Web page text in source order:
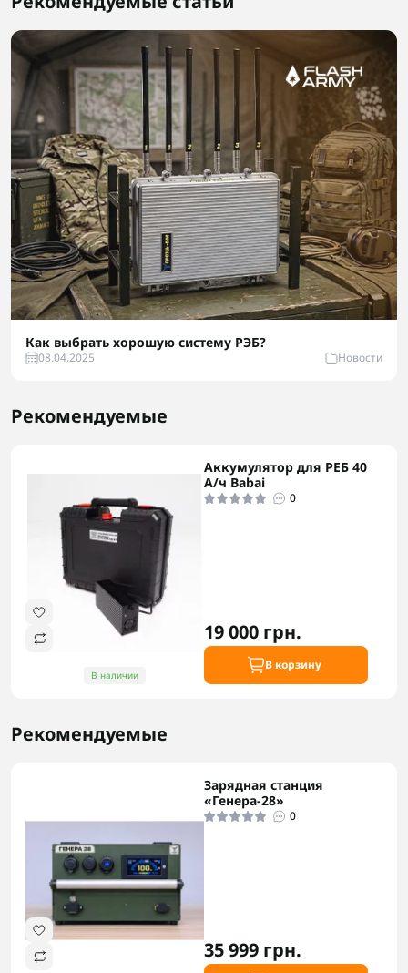
Как выбрать хорошую систему РЭБ?
08.04.2025 Новости
Рекомендуемые
В наличии
Аккумулятор для РЕБ 40
А/ч Babai
0
19 000 грн.
В корзину
Рекомендуемые
Зарядная станция
«Генера-28»
0
35 999 грн.